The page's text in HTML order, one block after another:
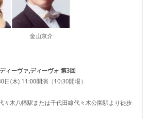
金山京介
ィーヴァ,ディーヴォ 第3回
日(木) 11:00開演（10:30開場）
八幡駅または千代田線代々木公園駅より徒歩